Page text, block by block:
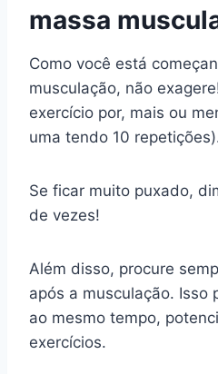
massa
Como você está
musculação, não
exercício por, mais ou
uma tendo 10
Se ficar muito puxado,
de vezes!
Além disso, procure
após a musculação. Isso
ao mesmo tempo,
exercícios.